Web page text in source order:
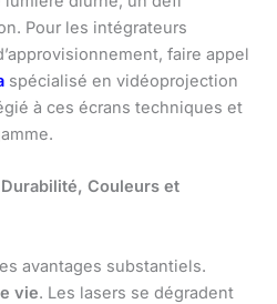
Pour les intégrateurs
faire appel
spécialisé en vidéoprojection
à ces écrans techniques et
Couleurs et
avantages substantiels.
vie. Les lasers se dégradent